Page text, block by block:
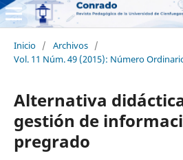
Inicio / Archivos /
Vol. 11 Núm. 49 (2015): Número
Alternativa
gestión de
pregrado